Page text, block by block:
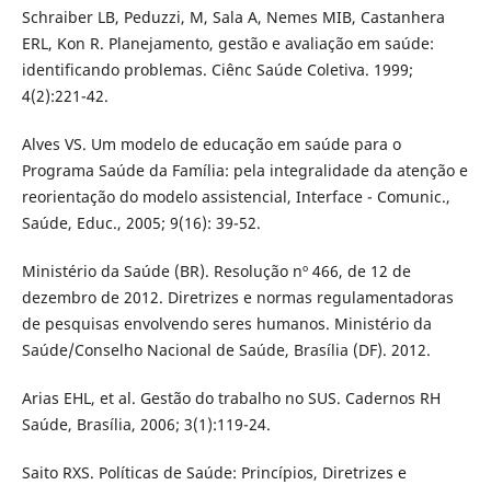
Schraiber LB, Peduzzi, M, Sala A, Nemes MIB, Castanhera
ERL, Kon R. Planejamento, gestão e avaliação em saúde:
identificando problemas. Ciênc Saúde Coletiva. 1999;
4(2):221-42.
Alves VS. Um modelo de educação em saúde para o
Programa Saúde da Família: pela integralidade da atenção e
reorientação do modelo assistencial, Interface - Comunic.,
Saúde, Educ., 2005; 9(16): 39-52.
Ministério da Saúde (BR). Resolução nº 466, de 12 de
dezembro de 2012. Diretrizes e normas regulamentadoras
de pesquisas envolvendo seres humanos. Ministério da
Saúde/Conselho Nacional de Saúde, Brasília (DF). 2012.
Arias EHL, et al. Gestão do trabalho no SUS. Cadernos RH
Saúde, Brasília, 2006; 3(1):119-24.
Saito RXS. Políticas de Saúde: Princípios, Diretrizes e